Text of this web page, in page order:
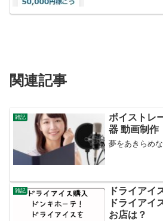
関連記事
雑記
ボイストレ
器 動画制作
夢をあきらめ
雑記
ドライアイ
ドライアイ
お店は？